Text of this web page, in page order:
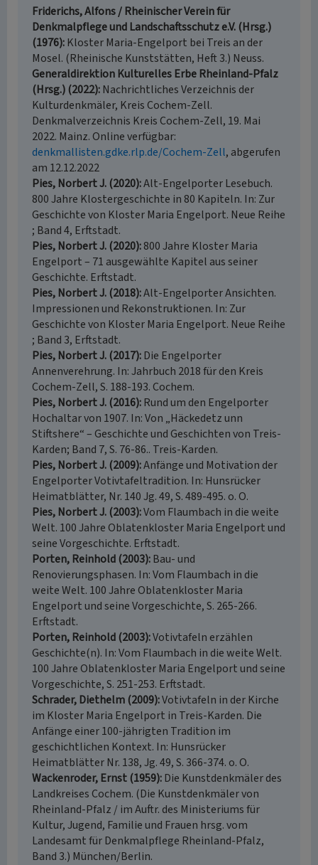
Friderichs, Alfons / Rheinischer Verein für
Denkmalpflege und Landschaftsschutz e.V. (Hrsg.)
(1976) Kloster Maria-Engelport bei Treis an der
Mosel. (Rheinische Kunststätten, Heft 3.) Neuss.
Generaldirektion Kulturelles Erbe Rheinland-Pfalz
(Hrsg.) (2022) Nachrichtliches Verzeichnis der
Kulturdenkmäler, Kreis Cochem-Zell.
Denkmalverzeichnis Kreis Cochem-Zell, 19. Mai
2022. Mainz. Online verfügbar:
denkmallisten.gdke.rlp.de/Cochem-Zell, abgerufen
am 12.12.2022
Pies, Norbert J. (2020) Alt-Engelporter Lesebuch.
800 Jahre Klostergeschichte in 80 Kapiteln. In: Zur
Geschichte von Kloster Maria Engelport. Neue Reihe
; Band 4, Erftstadt.
Pies, Norbert J. (2020) 800 Jahre Kloster Maria
Engelport – 71 ausgewählte Kapitel aus seiner
Geschichte. Erftstadt.
Pies, Norbert J. (2018) Alt-Engelporter Ansichten.
Impressionen und Rekonstruktionen. In: Zur
Geschichte von Kloster Maria Engelport. Neue Reihe
; Band 3, Erftstadt.
Pies, Norbert J. (2017) Die Engelporter
Annenverehrung. In: Jahrbuch 2018 für den Kreis
Cochem-Zell, S. 188-193. Cochem.
Pies, Norbert J. (2016) Rund um den Engelporter
Hochaltar von 1907. In: Von „Häckedetz unn
Stiftshere“ – Geschichte und Geschichten von Treis-
Karden; Band 7, S. 76-86.. Treis-Karden.
Pies, Norbert J. (2009) Anfänge und Motivation der
Engelporter Votivtafeltradition. In: Hunsrücker
Heimatblätter, Nr. 140 Jg. 49, S. 489-495. o. O.
Pies, Norbert J. (2003) Vom Flaumbach in die weite
Welt. 100 Jahre Oblatenkloster Maria Engelport und
seine Vorgeschichte. Erftstadt.
Porten, Reinhold (2003) Bau- und
Renovierungsphasen. In: Vom Flaumbach in die
weite Welt. 100 Jahre Oblatenkloster Maria
Engelport und seine Vorgeschichte, S. 265-266.
Erftstadt.
Porten, Reinhold (2003) Votivtafeln erzählen
Geschichte(n). In: Vom Flaumbach in die weite Welt.
100 Jahre Oblatenkloster Maria Engelport und seine
Vorgeschichte, S. 251-253. Erftstadt.
Schrader, Diethelm (2009) Votivtafeln in der Kirche
im Kloster Maria Engelport in Treis-Karden. Die
Anfänge einer 100-jährigten Tradition im
geschichtlichen Kontext. In: Hunsrücker
Heimatblätter Nr. 138, Jg. 49, S. 366-374. o. O.
Wackenroder, Ernst (1959) Die Kunstdenkmäler des
Landkreises Cochem. (Die Kunstdenkmäler von
Rheinland-Pfalz / im Auftr. des Ministeriums für
Kultur, Jugend, Familie und Frauen hrsg. vom
Landesamt für Denkmalpflege Rheinland-Pfalz,
Band 3.) München/Berlin.